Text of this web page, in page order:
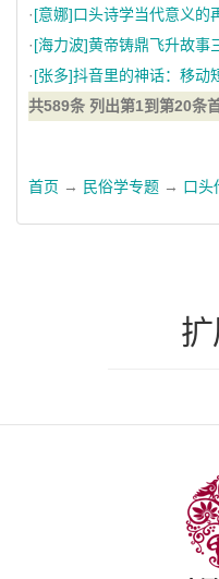
·[意娜]口头诗学当代意义的
·[海力波]黄帝铸鼎飞升故事
·[张多]抖音里的神话：移动
共589条 列出第1到第20条
首页 → 民俗学专题 → 口头